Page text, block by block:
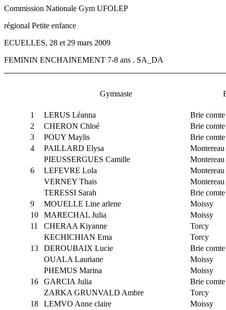
Commission Nationale Gym UFOLEP
régional Petite enfance
ECUELLES, 28 et 29 mars 2009
FEMININ ENCHAINEMENT 7-8 ans . SA_DA
Gymnaste
1 LERUS Léanna
Brie
2
CHERON Chloé
Brie
3
POUY Maylis
Brie
4
PAILLARD Elysa
Montereau
PIEUSSERGUES Camille
Montereau
6
LEFEVRE Lola
Montereau
VERNEY Thais
Montereau
TERESSI Sarah
Brie
9
MOUELLE Line arlene
Moissy
10
MARECHAL Julia
Moissy
11
CHERAA Kiyanne
Torcy
KECHICHIAN Ema
Torcy
13
DEROUBAIX Lucie
Brie
OUALA Lauriane
Moissy
PHEMUS Marina
Moissy
16
GARCIA Julia
Brie
ZARKA GRUNVALD Ambre
Torcy
18
LEMVO Anne claire
Moissy